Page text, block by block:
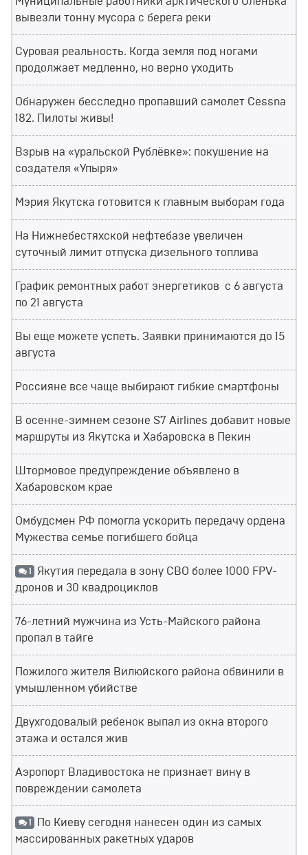
вывезли тонну мусора с берега реки
Суровая реальность. Когда земля под ногами
продолжает медленно, но верно уходить
Обнаружен бесследно пропавший самолет Cessna
182. Пилоты живы!
Взрыв на «уральской Рублёвке»: покушение на
создателя «Упыря»
Мэрия Якутска готовится к главным выборам года
На Нижнебестяхской нефтебазе увеличен
суточный лимит отпуска дизельного топлива
График ремонтных работ энергетиков с 6 августа
по 21 августа
Вы еще можете успеть. Заявки принимаются до 15
августа
Россияне все чаще выбирают гибкие смартфоны
В осенне-зимнем сезоне S7 Airlines добавит новые
маршруты из Якутска и Хабаровска в Пекин
Штормовое предупреждение объявлено в
Хабаровском крае
Омбудсмен РФ помогла ускорить передачу ордена
Мужества семье погибшего бойца
1
Якутия передала в зону СВО более 1000 FPV-
дронов и 30 квадроциклов
76-летний мужчина из Усть-Майского района
пропал в тайге
Пожилого жителя Вилюйского района обвинили в
умышленном убийстве
Двухгодовалый ребенок выпал из окна второго
этажа и остался жив
Аэропорт Владивостока не признает вину в
повреждении самолета
1
По Киеву сегодня нанесен один из самых
массированных ракетных ударов